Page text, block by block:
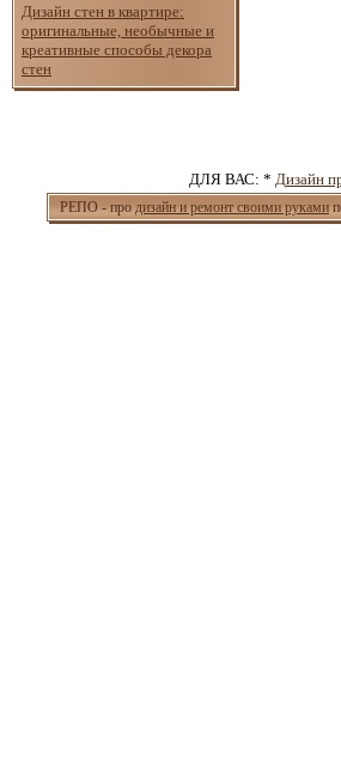
Дизайн стен в квартире:
оригинальные, необычные и
креативные способы декора
стен
ДЛЯ ВАС: * Дизайн
РЕПО - про дизайн и ремонт своими руками